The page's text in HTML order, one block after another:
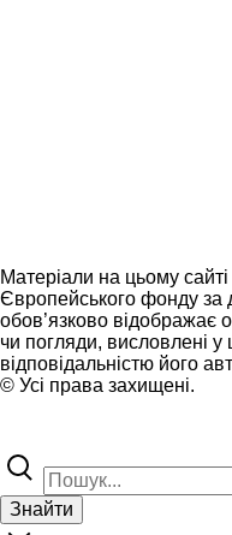
Матеріали на цьому
Європейського фонду за
обов’язково відображає
чи погляди, висловлені
відповідальністю його
© Усі права захищені.
Знайти